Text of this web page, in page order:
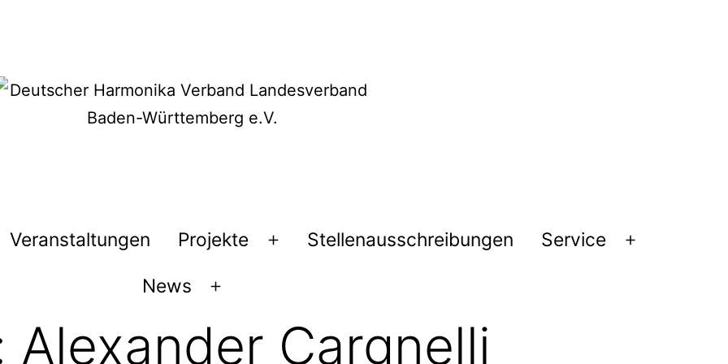
Veranstaltungen Projekte
MenüStellenausschreibungen Service
Menü
News
Menü
Alexander Cargnelli